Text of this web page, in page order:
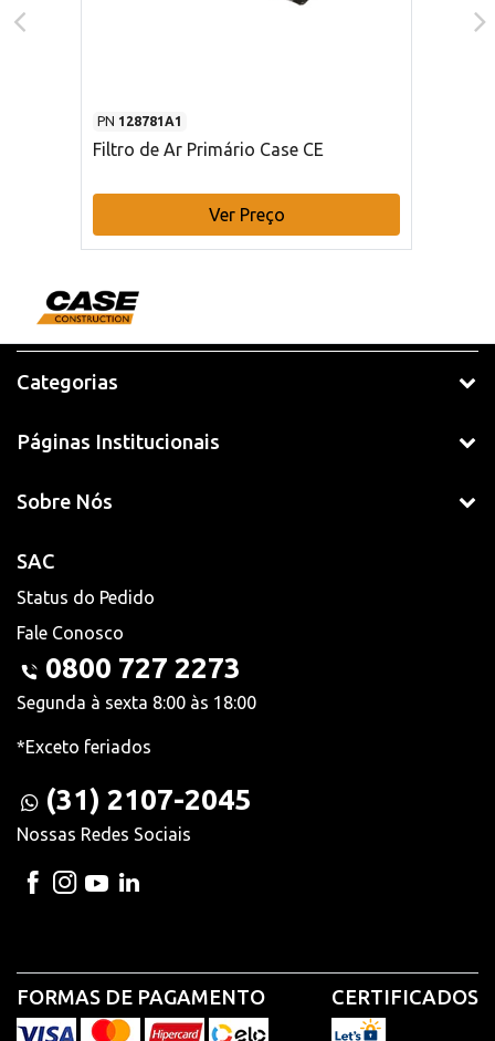
PN 128781A1
Filtro de Ar Primário Case CE
Ver Preço
Categorias
Páginas Institucionais
Sobre Nós
SAC
Status do Pedido
Fale Conosco
0800 727 2273
Segunda à sexta 8:00 às 18:00
*Exceto feriados
(31) 2107-2045
Nossas Redes Sociais
FORMAS DE PAGAMENTO CERTIFICADOS